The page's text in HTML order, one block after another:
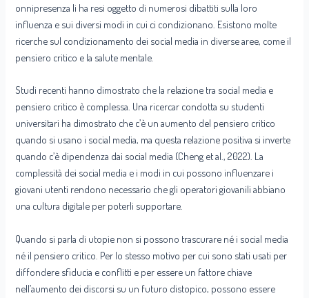
onnipresenza li ha resi oggetto di numerosi dibattiti sulla loro
influenza e sui diversi modi in cui ci condizionano. Esistono molte
ricerche sul condizionamento dei social media in diverse aree, come il
pensiero critico e la salute mentale.
Studi recenti hanno dimostrato che la relazione tra social media e
pensiero critico è complessa. Una ricercar condotta su studenti
universitari ha dimostrato che c’è un aumento del pensiero critico
quando si usano i social media, ma questa relazione positiva si inverte
quando c’è dipendenza dai social media (Cheng et al., 2022). La
complessità dei social media e i modi in cui possono influenzare i
giovani utenti rendono necessario che gli operatori giovanili abbiano
una cultura digitale per poterli supportare.
Quando si parla di utopie non si possono trascurare né i social media
né il pensiero critico. Per lo stesso motivo per cui sono stati usati per
diffondere sfiducia e conflitti e per essere un fattore chiave
nell’aumento dei discorsi su un futuro distopico, possono essere